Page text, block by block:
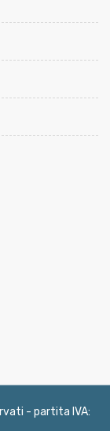
- partita IVA: